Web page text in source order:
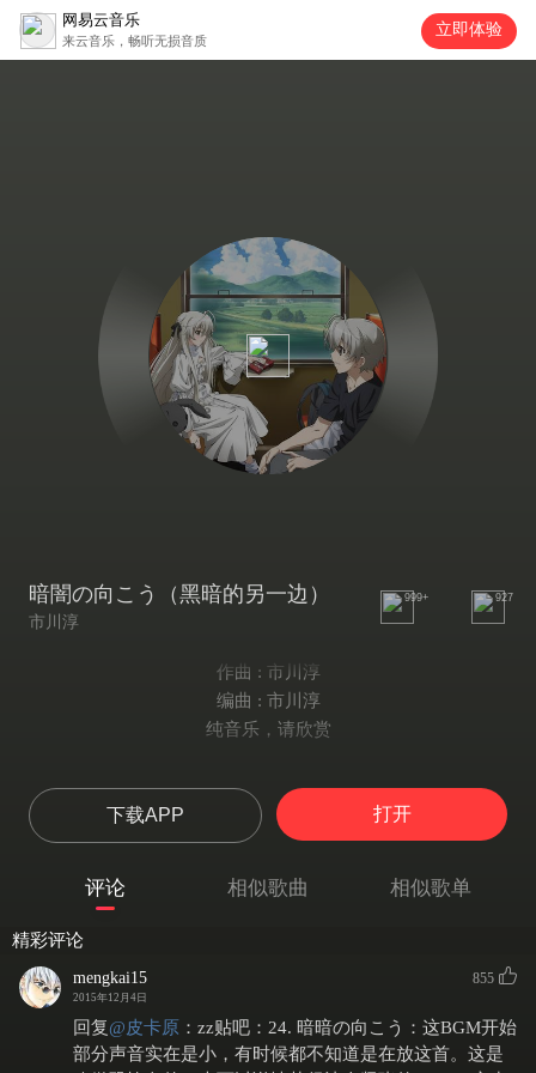
网易云音乐
来云音乐，畅听无损音质
立即体验
暗闇の向こう（黑暗的另一边）
市川淳
999+ 927
作曲 : 市川淳
编曲 : 市川淳
纯音乐，请欣赏
下载APP 打开
评论 相似歌曲 相似歌单
精彩评论
mengkai15
2015年12月4日
855
回复@皮卡原 ： zz贴吧：24. 暗暗の向こう：这BGM开始
部分声音实在是小，有时候都不知道是在放这首。这是